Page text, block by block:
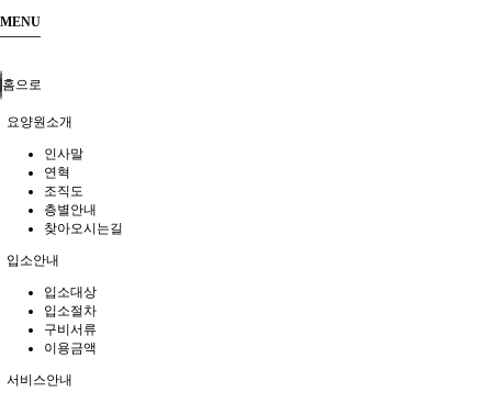
MENU
홈으로
요양원소개
인사말
연혁
조직도
층별안내
찾아오시는길
입소안내
입소대상
입소절차
구비서류
이용금액
서비스안내